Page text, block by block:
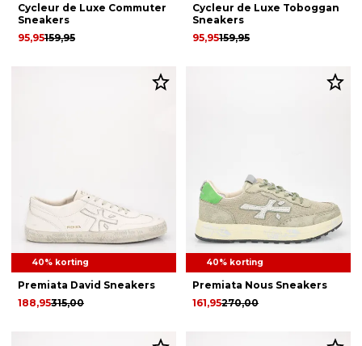
Cycleur de Luxe Commuter
Sneakers
159,95
95,95
Cycleur de Luxe Toboggan
Sneakers
159,95
95,95
40% korting
Premiata David Sneakers
315,00
188,95
40% korting
Premiata Nous Sneakers
270,00
161,95